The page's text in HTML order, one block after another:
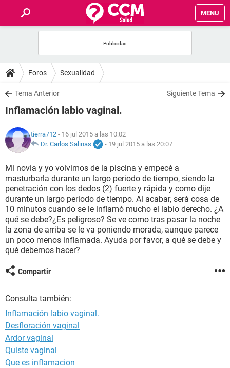
MENU
FOROS
SALUD
NUTRICIÓN
BIENESTAR
SEXUALIDAD
GLOSARIO
Foros Sexualidad
Tema Anterior Siguiente Tema
Inflamación labio vaginal.
tierra712 - 16 jul 2015 a las 10:02
Dr. Carlos Salinas
- 19 jul 2015 a las 20:07
Mi novia y yo volvimos de la piscina y empecé a
masturbarla durante un largo periodo de tiempo, siendo la
penetración con los dedos (2) fuerte y rápida y como dije
durante un largo periodo de tiempo. Al acabar, será cosa de
10 minutos cuando se le inflamó mucho el labio derecho. ¿A
qué se debe?¿Es peligroso? Se ve como tras pasar la noche
la zona de arriba se le va poniendo morada, aunque parece
un poco menos inflamada. Ayuda por favor, a qué se debe y
qué debemos hacer?
Compartir
Consulta también:
Inflamación labio vaginal.
Desfloración vaginal
Ardor vaginal
Quiste vaginal
Que es inflamacion